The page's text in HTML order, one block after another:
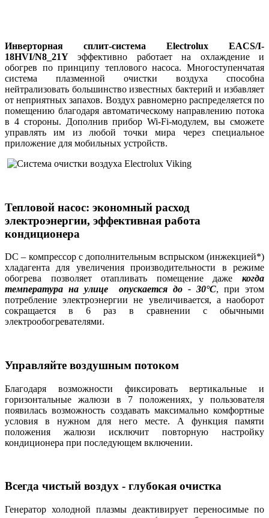
Инверторная сплит-система Electrolux EACS/I-
18HVI/N8_21Y эффективно работает на охлаждение и
обогрев по принципу теплового насоса. Многоступенчатая
система плазменной очистки воздуха способна
нейтрализовать большинство известных бактерий и избавляет
от неприятных запахов. Воздух равномерно распределяется по
помещению благодаря автоматическому направлению потока
в 4 стороны. Дополнив прибор Wi-Fi-модулем, вы сможете
управлять им из любой точки мира через специальное
приложение для мобильных устройств.
Тепловой насос: экономный расход
электроэнергии, эффективная работа
кондиционера
DC – компрессор с дополнительным вспрыском (инжекцией*)
хладагента для увеличения производительности в режиме
обогрева позволяет отапливать помещение даже когда
температура на улице опускается до - 30°C, при этом
потребление электроэнергии не увеличивается, а наоборот
сокращается в 6 раз в сравнении с обычными
электрообогревателями.
Управляйте воздушным потоком
Благодаря возможности фиксировать вертикальные и
горизонтальные жалюзи в 7 положениях, у пользователя
появилась возможность создавать максимально комфортные
условия в нужном для него месте. А функция памяти
положения жалюзи исключит повторную настройку
кондиционера при последующем включении.
Всегда чистый воздух - глубокая очистка
Генератор холодной плазмы деактивирует переносимые по